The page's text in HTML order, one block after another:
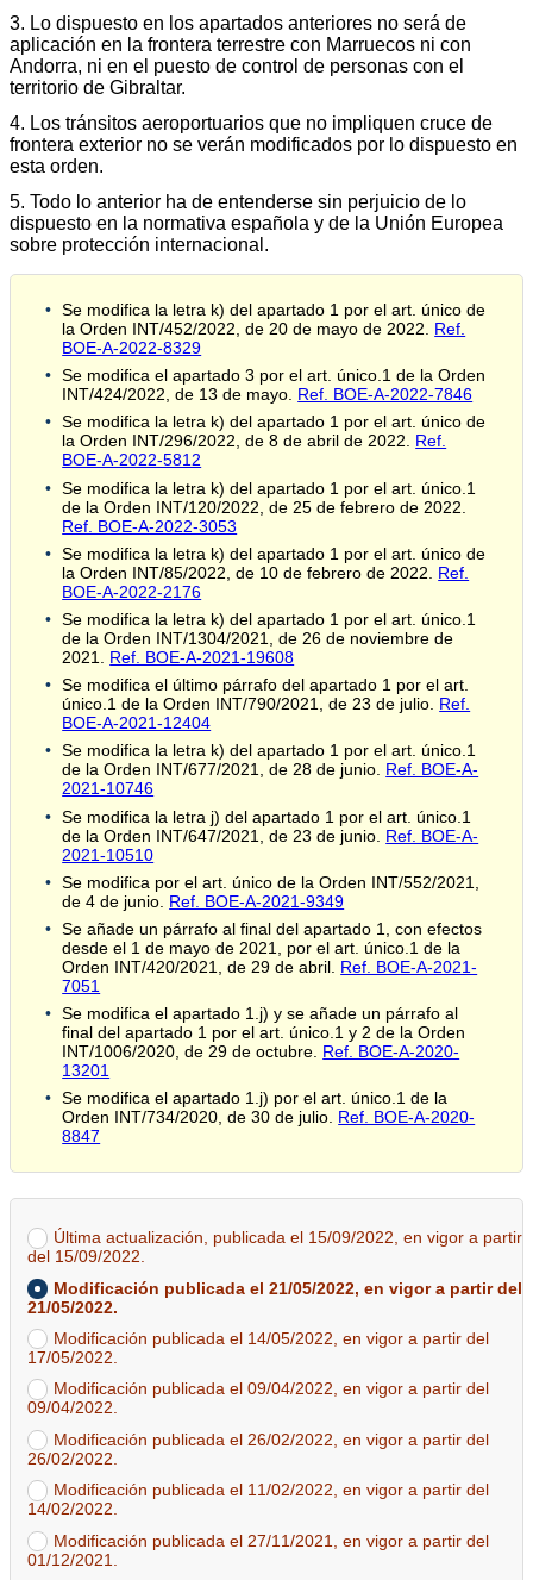
3. Lo dispuesto en los apartados anteriores no será de
aplicación en la frontera terrestre con Marruecos ni con
Andorra, ni en el puesto de control de personas con el
territorio de Gibraltar.
4. Los tránsitos aeroportuarios que no impliquen cruce de
frontera exterior no se verán modificados por lo dispuesto en
esta orden.
5. Todo lo anterior ha de entenderse sin perjuicio de lo
dispuesto en la normativa española y de la Unión Europea
sobre protección internacional.
Se modifica la letra k) del apartado 1 por el art. único de
la Orden INT/452/2022, de 20 de mayo de 2022. Ref.
BOE-A-2022-8329
Se modifica el apartado 3 por el art. único.1 de la Orden
INT/424/2022, de 13 de mayo. Ref. BOE-A-2022-7846
Se modifica la letra k) del apartado 1 por el art. único de
la Orden INT/296/2022, de 8 de abril de 2022. Ref.
BOE-A-2022-5812
Se modifica la letra k) del apartado 1 por el art. único.1
de la Orden INT/120/2022, de 25 de febrero de 2022.
Ref. BOE-A-2022-3053
Se modifica la letra k) del apartado 1 por el art. único de
la Orden INT/85/2022, de 10 de febrero de 2022. Ref.
BOE-A-2022-2176
Se modifica la letra k) del apartado 1 por el art. único.1
de la Orden INT/1304/2021, de 26 de noviembre de
2021. Ref. BOE-A-2021-19608
Se modifica el último párrafo del apartado 1 por el art.
único.1 de la Orden INT/790/2021, de 23 de julio. Ref.
BOE-A-2021-12404
Se modifica la letra k) del apartado 1 por el art. único.1
de la Orden INT/677/2021, de 28 de junio. Ref. BOE-A-
2021-10746
Se modifica la letra j) del apartado 1 por el art. único.1
de la Orden INT/647/2021, de 23 de junio. Ref. BOE-A-
2021-10510
Se modifica por el art. único de la Orden INT/552/2021,
de 4 de junio. Ref. BOE-A-2021-9349
Se añade un párrafo al final del apartado 1, con efectos
desde el 1 de mayo de 2021, por el art. único.1 de la
Orden INT/420/2021, de 29 de abril. Ref. BOE-A-2021-
7051
Se modifica el apartado 1.j) y se añade un párrafo al
final del apartado 1 por el art. único.1 y 2 de la Orden
INT/1006/2020, de 29 de octubre. Ref. BOE-A-2020-
13201
Se modifica el apartado 1.j) por el art. único.1 de la
Orden INT/734/2020, de 30 de julio. Ref. BOE-A-2020-
8847
Última actualización, publicada el 15/09/2022, en vigor a partir
del 15/09/2022.
Modificación publicada el 21/05/2022, en vigor a partir del
21/05/2022.
Modificación publicada el 14/05/2022, en vigor a partir del
17/05/2022.
Modificación publicada el 09/04/2022, en vigor a partir del
09/04/2022.
Modificación publicada el 26/02/2022, en vigor a partir del
26/02/2022.
Modificación publicada el 11/02/2022, en vigor a partir del
14/02/2022.
Modificación publicada el 27/11/2021, en vigor a partir del
01/12/2021.